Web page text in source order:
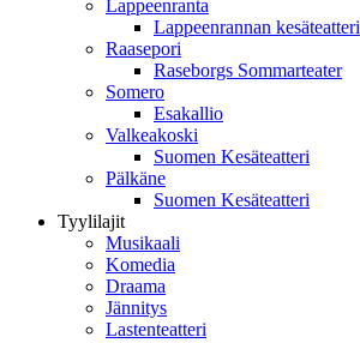
Lappeenranta
Lappeenrannan kesäteatteri
Raasepori
Raseborgs Sommarteater
Somero
Esakallio
Valkeakoski
Suomen Kesäteatteri
Pälkäne
Suomen Kesäteatteri
Tyylilajit
Musikaali
Komedia
Draama
Jännitys
Lastenteatteri